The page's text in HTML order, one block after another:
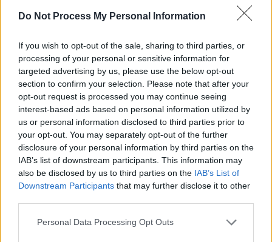
Do Not Process My Personal Information
If you wish to opt-out of the sale, sharing to third parties, or
processing of your personal or sensitive information for
targeted advertising by us, please use the below opt-out
section to confirm your selection. Please note that after your
opt-out request is processed you may continue seeing
interest-based ads based on personal information utilized by
us or personal information disclosed to third parties prior to
your opt-out. You may separately opt-out of the further
disclosure of your personal information by third parties on the
IAB’s list of downstream participants. This information may
also be disclosed by us to third parties on the IAB’s List of
Downstream Participants that may further disclose it to other
Please note that this website/app uses one or more Google
Personal Data Processing Opt Outs
video
Σύμφωνα με το Onlarissa, ο
ηλικιωμένος οδηγούσε στο αντίθετο ρεύμα.
Έτσι, αρχικά συγκρούστηκε με ένα